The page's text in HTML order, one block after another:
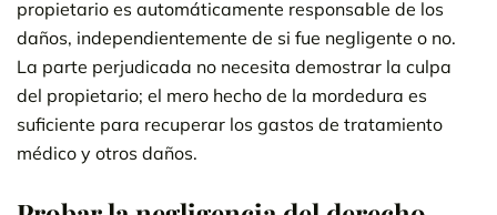
propietario es automáticamente responsable de los
daños, independientemente de si fue negligente o no.
La parte perjudicada no necesita demostrar la culpa
del propietario; el mero hecho de la mordedura es
suficiente para recuperar los gastos de tratamiento
médico y otros daños.